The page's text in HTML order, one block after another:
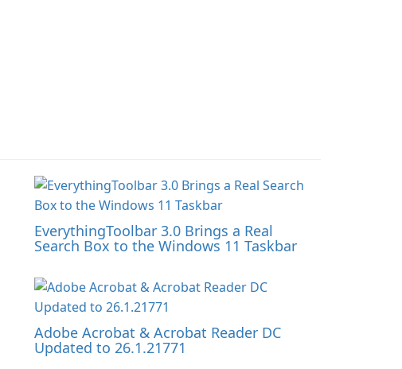
EverythingToolbar 3.0 Brings a Real
Search Box to the Windows 11 Taskbar
Adobe Acrobat & Acrobat Reader DC
Updated to 26.1.21771